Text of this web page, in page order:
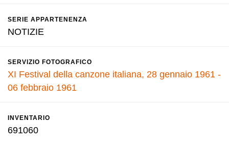
SERIE APPARTENENZA
NOTIZIE
SERVIZIO FOTOGRAFICO
XI Festival della canzone italiana, 28 gennaio 1961 -
06 febbraio 1961
INVENTARIO
691060